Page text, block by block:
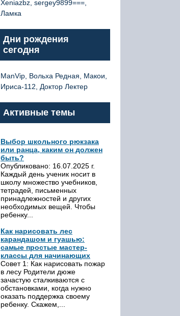
Xeniazbz, sergey9899===,
Ламка
Дни рождения
сегодня
ManVip, Вольха Редная, Макои,
Ириса-112, Доктор Лектер
Активные темы
Выбор школьного рюкзака
или ранца, каким он должен
быть?
Опубликовано: 16.07.2025 г.
Каждый день ученик носит в
школу множество учебников,
тетрадей, письменных
принадлежностей и других
необходимых вещей. Чтобы
ребенку...
Как нарисовать лес
карандашом и гуашью:
самые простые мастер-
классы для начинающих
Совет 1: Как нарисовать пожар
в лесу Родители дюже
зачастую сталкиваются с
обстановками, когда нужно
оказать поддержка своему
ребенку. Скажем,...